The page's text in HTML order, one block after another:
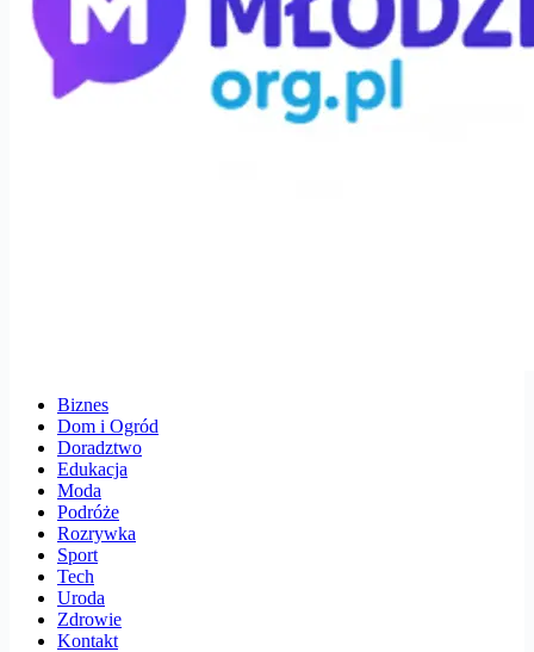
Biznes
Dom i Ogród
Doradztwo
Edukacja
Moda
Podróże
Rozrywka
Sport
Tech
Uroda
Zdrowie
Kontakt